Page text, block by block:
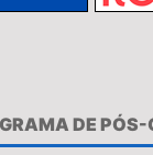
DE